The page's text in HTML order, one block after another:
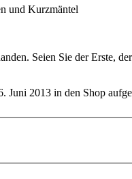
und Kurzmäntel
Seien Sie der Erste,
2013 in den Shop